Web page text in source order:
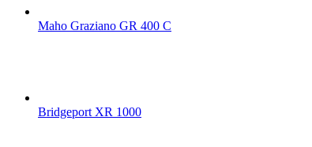
Maho Graziano GR 400 C
Bridgeport XR 1000